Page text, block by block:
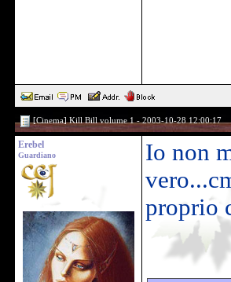
[Cinema] Kill Bill volume 1 - 2003-10-28 12:00:17
Erebel
Guardiano
Io non
proprio